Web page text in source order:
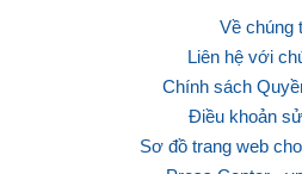
Về chúng
Liên hệ với
Chính sách
Điều khoản
Sơ đồ trang web